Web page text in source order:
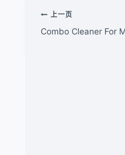
文
章
上一页
Combo Cleaner For